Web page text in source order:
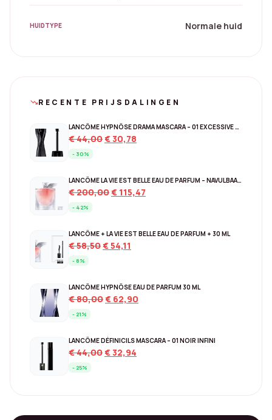
HUIDTYPE Normale huid
trending_downRECENTE PRIJSDALINGEN
LANCÔME HYPNÔSE DRAMA MASCARA – 01 EXCESSIVE BLACK
€44,00Original
€30,78
- 30%
LANCÔME LA VIE EST BELLE EAU DE PARFUM – NAVULBAAR 150 ML
€200,00Original
€ 115,47
- 42%
LANCÔME + LA VIE EST BELLE EAU DE PARFUM + 30 ML
€58,50Original
€ 58,50.
€54,11
- 8%
LANCÔME HYPNÔSE EAU DE PARFUM 30 ML
€80,00Original
€ 80,00.
€ 62,90
- 21%
LANCÔME DÉFINICILS MASCARA – 01 NOIR INFINI
€44,00Original
€32,94
- 25%